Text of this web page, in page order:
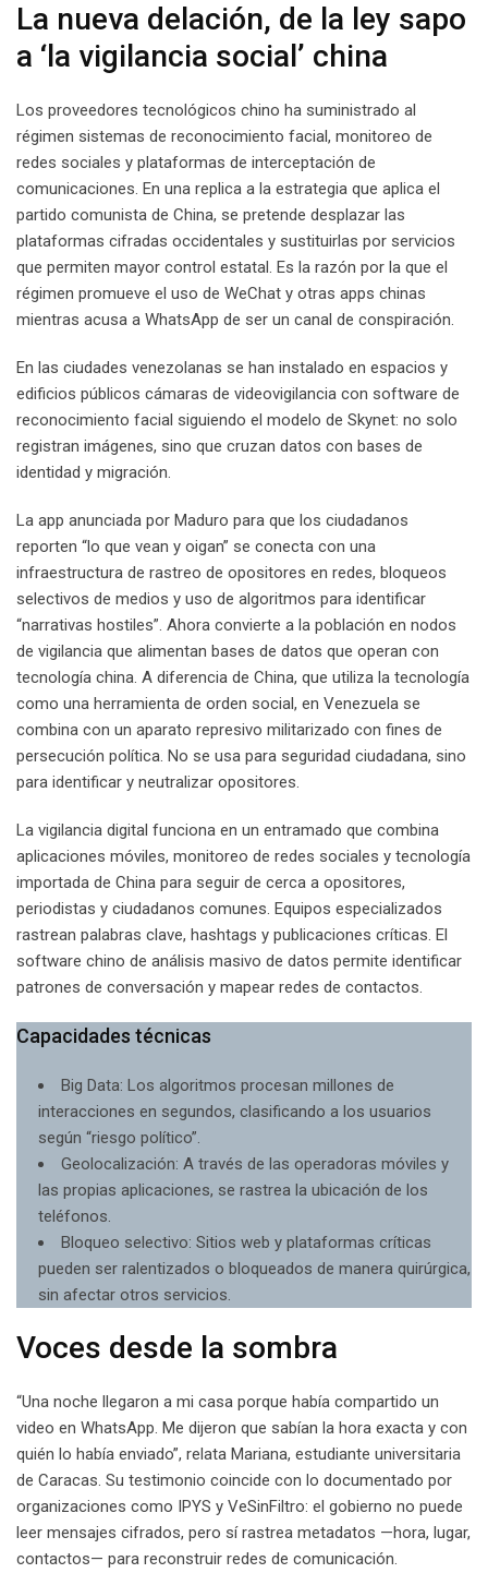
La nueva delación, de la ley sapo
a ‘la vigilancia social’ china
Los proveedores tecnológicos chino ha suministrado al
régimen sistemas de reconocimiento facial, monitoreo de
redes sociales y plataformas de interceptación de
comunicaciones. En una replica a la estrategia que aplica el
partido comunista de China, se pretende desplazar las
plataformas cifradas occidentales y sustituirlas por servicios
que permiten mayor control estatal. Es la razón por la que el
régimen promueve el uso de WeChat y otras apps chinas
mientras acusa a WhatsApp de ser un canal de conspiración.
En las ciudades venezolanas se han instalado en espacios y
edificios públicos cámaras de videovigilancia con software de
reconocimiento facial siguiendo el modelo de Skynet: no solo
registran imágenes, sino que cruzan datos con bases de
identidad y migración.
La app anunciada por Maduro para que los ciudadanos
reporten “lo que vean y oigan” se conecta con una
infraestructura de rastreo de opositores en redes, bloqueos
selectivos de medios y uso de algoritmos para identificar
“narrativas hostiles”. Ahora convierte a la población en nodos
de vigilancia que alimentan bases de datos que operan con
tecnología china. A diferencia de China, que utiliza la tecnología
como una herramienta de orden social, en Venezuela se
combina con un aparato represivo militarizado con fines de
persecución política. No se usa para seguridad ciudadana, sino
para identificar y neutralizar opositores.
La vigilancia digital funciona en un entramado que combina
aplicaciones móviles, monitoreo de redes sociales y tecnología
importada de China para seguir de cerca a opositores,
periodistas y ciudadanos comunes. Equipos especializados
rastrean palabras clave, hashtags y publicaciones críticas. El
software chino de análisis masivo de datos permite identificar
patrones de conversación y mapear redes de contactos.
Capacidades técnicas
Big Data: Los algoritmos procesan millones de
interacciones en segundos, clasificando a los usuarios
según “riesgo político”.
Geolocalización: A través de las operadoras móviles y
las propias aplicaciones, se rastrea la ubicación de los
teléfonos.
Bloqueo selectivo: Sitios web y plataformas críticas
pueden ser ralentizados o bloqueados de manera quirúrgica,
sin afectar otros servicios.
Voces desde la sombra
“Una noche llegaron a mi casa porque había compartido un
video en WhatsApp. Me dijeron que sabían la hora exacta y con
quién lo había enviado”, relata Mariana, estudiante universitaria
de Caracas. Su testimonio coincide con lo documentado por
organizaciones como IPYS y VeSinFiltro: el gobierno no puede
leer mensajes cifrados, pero sí rastrea metadatos —hora, lugar,
contactos— para reconstruir redes de comunicación.